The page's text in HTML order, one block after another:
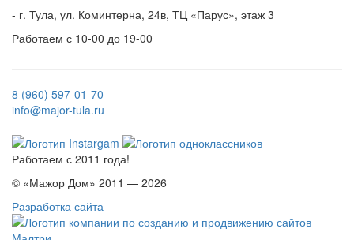
- г. Тула, ул. Коминтерна, 24в, ТЦ «Парус», этаж 3
Работаем с 10-00 до 19-00
8 (960) 597-01-70
info@major-tula.ru
Работаем с 2011 года!
© «Мажор Дом» 2011 — 2026
Разработка сайта